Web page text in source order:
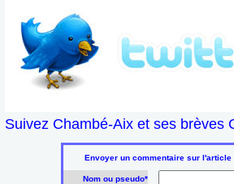
Suivez Chambé-Aix et ses brèves
Envoyer un commentaire sur
Nom ou pseudo*